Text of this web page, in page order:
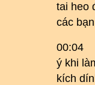
tai heo
các
00:04
ý khi
kích